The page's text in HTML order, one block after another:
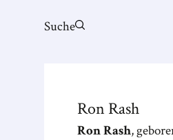
Suche
RonRash
Ron Rash,